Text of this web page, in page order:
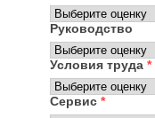
Руководство
Условия труда *
Сервис *